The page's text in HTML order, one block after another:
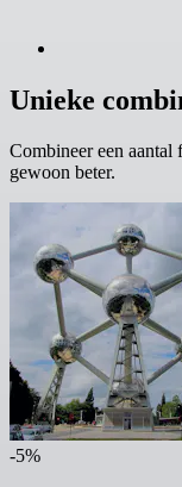
Unieke
Combineer een aantal
gewoon beter.
-5%